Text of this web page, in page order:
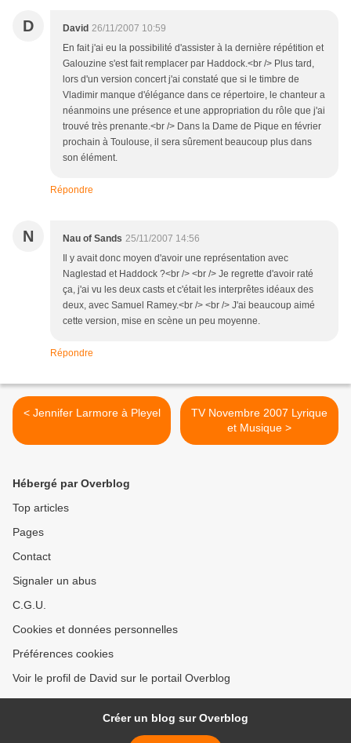
D David 26/11/2007 10:59
En fait j'ai eu la possibilité d'assister à la dernière répétition et
Galouzine s'est fait remplacer par Haddock.<br /> Plus tard,
lors d'un version concert j'ai constaté que si le timbre de
Vladimir manque d'élégance dans ce répertoire, le chanteur a
néanmoins une présence et une appropriation du rôle que j'ai
trouvé très prenante.<br /> Dans la Dame de Pique en février
prochain à Toulouse, il sera sûrement beaucoup plus dans
son élément.
Répondre
N Nau of Sands 25/11/2007 14:56
Il y avait donc moyen d'avoir une représentation avec
Naglestad et Haddock ?<br /> <br /> Je regrette d'avoir raté
ça, j'ai vu les deux casts et c'était les interprêtes idéaux des
deux, avec Samuel Ramey.<br /> <br /> J'ai beaucoup aimé
cette version, mise en scène un peu moyenne.
Répondre
< Jennifer Larmore à Pleyel
TV Novembre 2007 Lyrique
et Musique >
Hébergé par Overblog
Top articles
Pages
Contact
Signaler un abus
C.G.U.
Cookies et données personnelles
Préférences cookies
Voir le profil de David sur le portail Overblog
Créer un blog sur Overblog